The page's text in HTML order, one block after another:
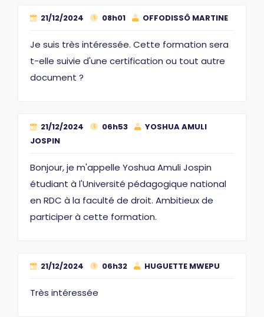
21/12/2024 08h01 OFFODISSÔ MARTINE
Je suis très intéressée. Cette formation sera
t-elle suivie d'une certification ou tout autre
document ?
21/12/2024 06h53
YOSHUA AMULI
JOSPIN
Bonjour, je m'appelle Yoshua Amuli Jospin
étudiant à l'Université pédagogique national
en RDC à la faculté de droit. Ambitieux de
participer à cette formation.
21/12/2024 06h32 HUGUETTE MWEPU
Très intéressée